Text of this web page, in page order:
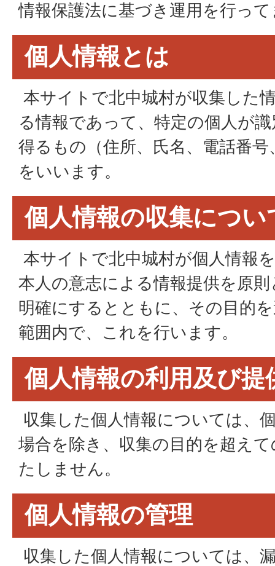
情報保護法に基づき運用を行っ
個人情報とは
本サイトで北中城村が収集した
る情報であって、特定の個人が
得るもの（住所、氏名、電話番
をいいます。
個人情報の収集につい
本サイトで北中城村が個人情報
本人の意志による情報提供を原
明確にするとともに、その目的
範囲内で、これを行います。
個人情報の利用及び提
収集した個人情報については、
場合を除き、収集の目的を超え
たしません。
個人情報の管理
収集した個人情報については、